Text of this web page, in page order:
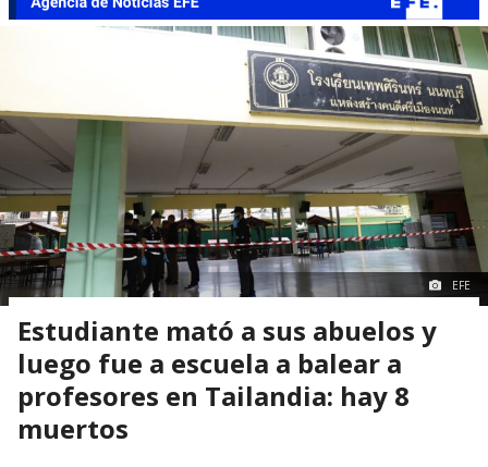
EFE
Estudiante mató a sus abuelos y
luego fue a escuela a balear a
profesores en Tailandia: hay 8
muertos